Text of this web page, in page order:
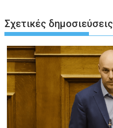
Σχετικές δημοσιεύσεις